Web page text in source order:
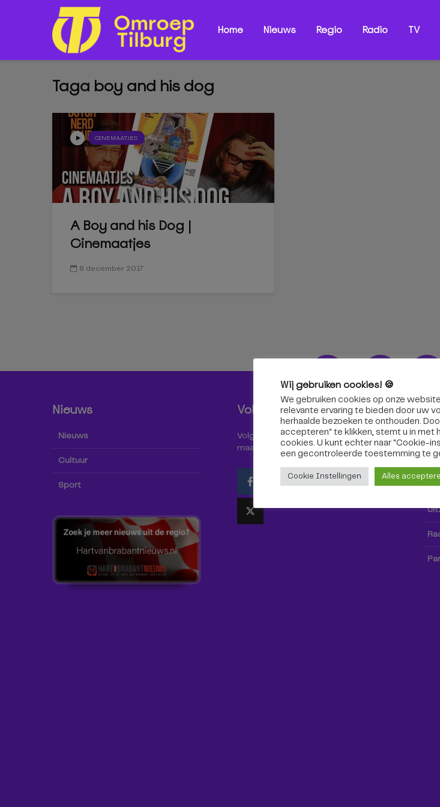
Home Nieuws Regio Radio TV
Taga boy and his dog
CINEMAATJES
A Boy and his Dog |
Cinemaatjes
8 december 2017
Nieuws
Nieuws
Cultuur
Sport
Volg ons!
Volg Omroep Tilburg niet alleen hier,
maar ook via social media!
Wij gebruiken cookies! 🍪
We gebruiken cookies op onze
relevante ervaring te bieden door uw
herhaalde bezoeken te onthouden.
accepteren" te klikken, stemt u in met
cookies. U kunt echter naar "Cookie-
een ​​gecontroleerde toestemming te
Cookie Instellingen Alles